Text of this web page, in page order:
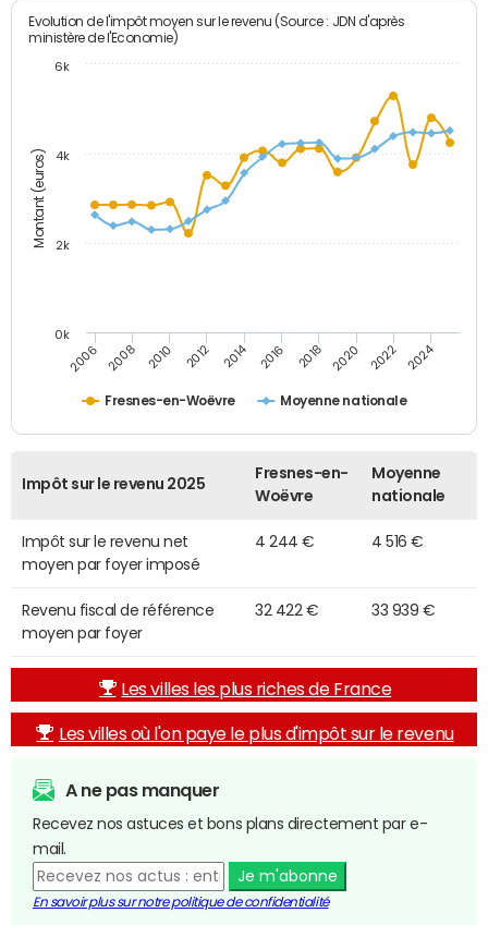
Montant (euros)
Evolution de l'impôt moyen sur le revenu (Source : JDN d'après
ministère de l'Economie)
Fresnes-en-Woëvre Moyenne nationale
2006 2008 2010 2012 2014 2016 2018 2020 2022 2024
0k
2k
4k
6k
Impôt sur le revenu 2025
Fresnes-en-
Woëvre
Moyenne
nationale
Impôt sur le revenu net
moyen par foyer imposé
4 244 € 4 516 €
Revenu fiscal de référence
moyen par foyer
32 422 € 33 939 €
Les villes les plus riches de France
Les villes où l'on paye le plus d'impôt sur le revenu
A ne pas manquer
Recevez nos astuces et bons plans directement par e-
mail.
Je m'abonne
En savoir plus sur notre politique de confidentialité